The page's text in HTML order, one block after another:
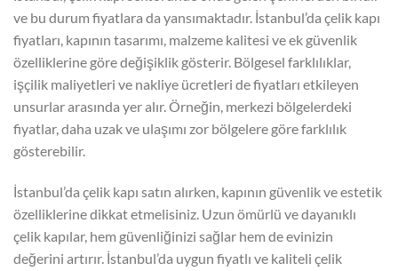
ve bu durum fiyatlara da yansımaktadır. İstanbul’da çelik kapı
fiyatları, kapının tasarımı, malzeme kalitesi ve ek güvenlik
özelliklerine göre değişiklik gösterir. Bölgesel farklılıklar,
işçilik maliyetleri ve nakliye ücretleri de fiyatları etkileyen
unsurlar arasında yer alır. Örneğin, merkezi bölgelerdeki
fiyatlar, daha uzak ve ulaşımı zor bölgelere göre farklılık
gösterebilir.
İstanbul’da çelik kapı satın alırken, kapının güvenlik ve estetik
özelliklerine dikkat etmelisiniz. Uzun ömürlü ve dayanıklı
çelik kapılar, hem güvenliğinizi sağlar hem de evinizin
değerini artırır. İstanbul’da uygun fiyatlı ve kaliteli çelik